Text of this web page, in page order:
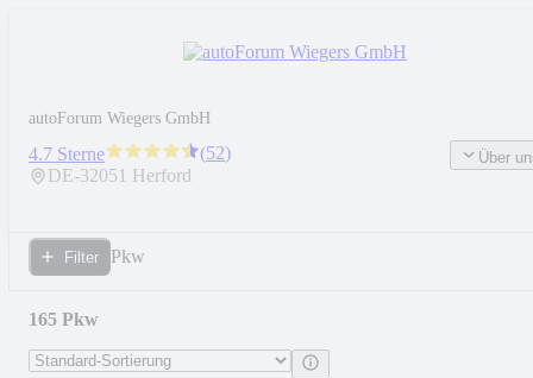
autoForum Wiegers GmbH
4.7 Sterne (52)
DE-32051 Herford
Über
Filter Pkw
165 Pkw